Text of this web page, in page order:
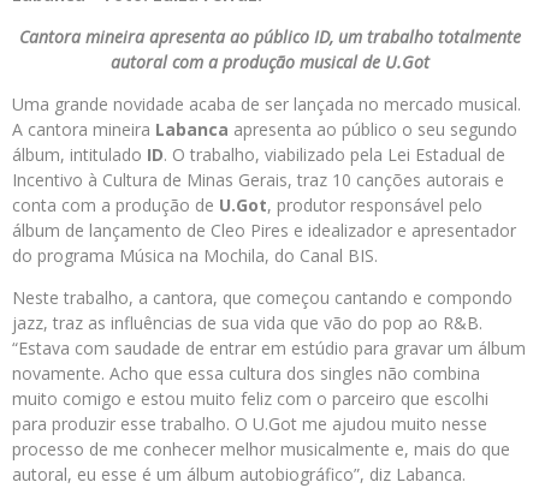
Cantora mineira apresenta ao público ID, um trabalho totalmente
autoral com a produção musical de U.Got
Uma grande novidade acaba de ser lançada no mercado musical.
A cantora mineira Labanca apresenta ao público o seu segundo
álbum, intitulado ID. O trabalho, viabilizado pela Lei Estadual de
Incentivo à Cultura de Minas Gerais, traz 10 canções autorais e
conta com a produção de U.Got, produtor responsável pelo
álbum de lançamento de Cleo Pires e idealizador e apresentador
do programa Música na Mochila, do Canal BIS.
Neste trabalho, a cantora, que começou cantando e compondo
jazz, traz as influências de sua vida que vão do pop ao R&B.
“Estava com saudade de entrar em estúdio para gravar um álbum
novamente. Acho que essa cultura dos singles não combina
muito comigo e estou muito feliz com o parceiro que escolhi
para produzir esse trabalho. O U.Got me ajudou muito nesse
processo de me conhecer melhor musicalmente e, mais do que
autoral, eu esse é um álbum autobiográfico”, diz Labanca.